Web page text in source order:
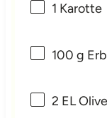
1 Karotte
100 g
2 EL